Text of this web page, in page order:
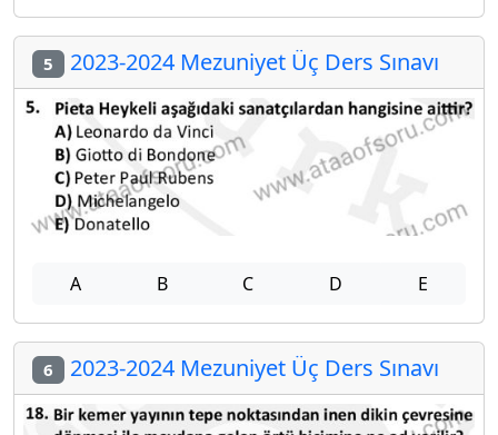
5 2023-2024 Mezuniyet Üç Ders Sınavı
A B C D E
6 2023-2024 Mezuniyet Üç Ders Sınavı